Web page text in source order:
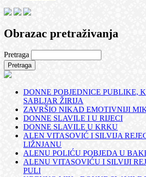
Obrazac pretraživanja
Pretraga
DONNE POBJEDNICE PUBLIKE,
SABLJAR ŽIRIJA
ZAVRŠIO NIKAD EMOTIVNIJI
DONNE SLAVILE I U RIJECI
DONNE SLAVILE U KRKU
ALEN VITASOVIĆ I SILVIJA
LIŽNJANU
ALENU POLIĆU POBJEDA U
ALENU VITASOVIĆU I SILVIJI
PULI